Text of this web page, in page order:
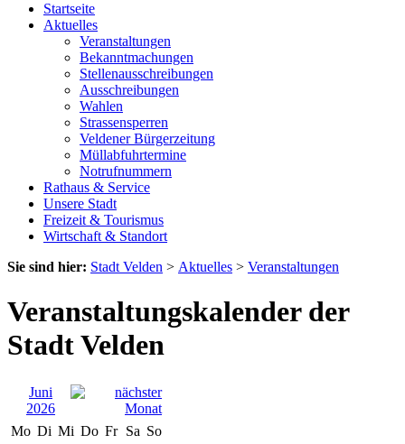
Startseite
Aktuelles
Veranstaltungen
Bekanntmachungen
Stellenausschreibungen
Ausschreibungen
Wahlen
Strassensperren
Veldener Bürgerzeitung
Müllabfuhrtermine
Notrufnummern
Rathaus & Service
Unsere Stadt
Freizeit & Tourismus
Wirtschaft & Standort
Sie sind hier: Stadt Velden > Aktuelles > Veranstaltungen
Veranstaltungskalender der
Stadt Velden
Juni
2026
Mo Di Mi Do Fr Sa So